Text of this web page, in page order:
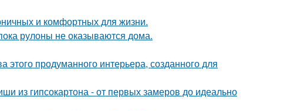
и комфортных для жизни.
рулоны не оказываются дома.
продуманного интерьера, созданного для
из гипсокартона - от первых замеров до идеально